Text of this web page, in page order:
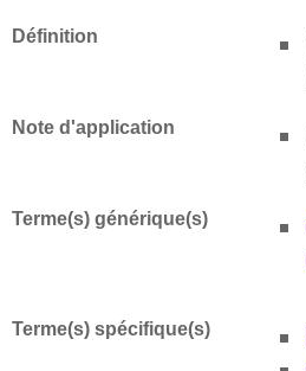
Définition
Note d'application
Terme(s) générique(s)
Terme(s) spécifique(s)